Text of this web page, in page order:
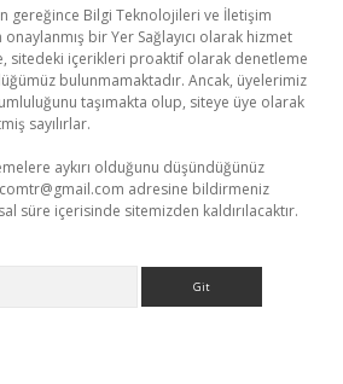
gereğince Bilgi Teknolojileri ve İletişim
bir Yer Sağlayıcı olarak hizmet
sitedeki içerikleri proaktif olarak denetleme
bulunmamaktadır. Ancak, üyelerimiz
taşımakta olup, siteye üye olarak
sayılırlar.
aykırı olduğunu düşündüğünüz
adresine bildirmeniz
süre içerisinde sitemizden kaldırılacaktır.